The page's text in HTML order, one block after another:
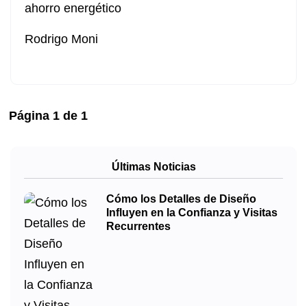
ahorro energético
Rodrigo Moni
Página 1 de 1
Últimas Noticias
Cómo los Detalles de Diseño
Influyen en la Confianza y Visitas
Recurrentes